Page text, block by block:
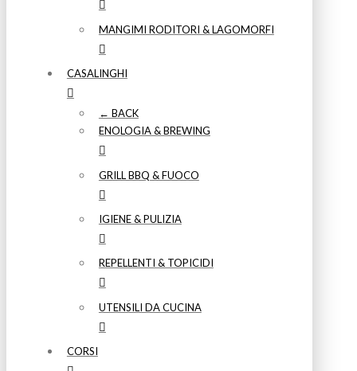
MANGIMI RODITORI & LAGOMORFI
CASALINGHI
← BACK
ENOLOGIA & BREWING
GRILL BBQ & FUOCO
IGIENE & PULIZIA
REPELLENTI & TOPICIDI
UTENSILI DA CUCINA
CORSI